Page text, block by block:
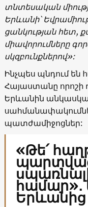
տնտեսական
Երևանի՝
ցանկության հետ,
միավորումները
սկզբունքներով»:
Ինչպես պնդում են
Հայաստանը որոշի
Երևանին
պատժամիջոցներ:
«Թե՛
համար»․
Երևանից